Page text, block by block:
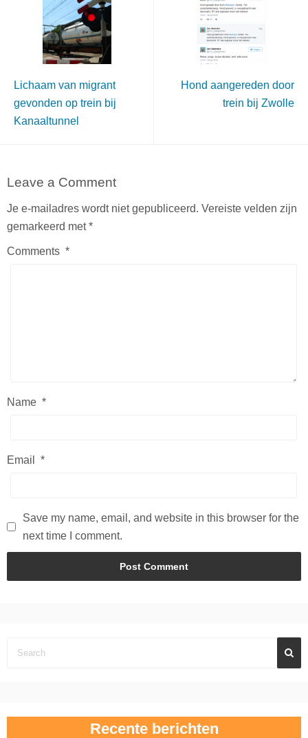
Lichaam van migrant
gevonden op trein bij
Kanaaltunnel
Hond aangereden door
trein bij Zwolle
Leave a Comment
Je e-mailadres wordt niet gepubliceerd. Vereiste velden zijn
gemarkeerd met*
Comments *
Name *
Email *
Save my name, email, and website in this browser for the
next time I comment.
Recente berichten